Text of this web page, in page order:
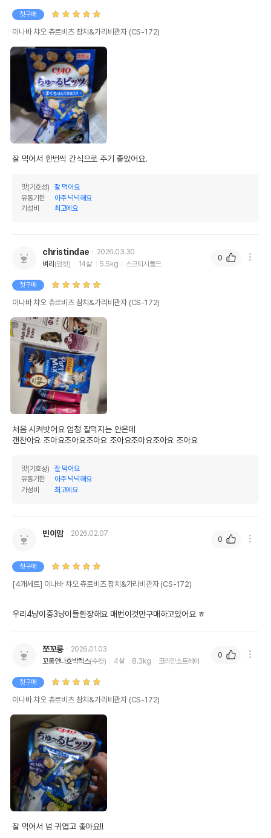
첫구매
이나바 챠오 츄르비츠 참치&가리비관자 (CS-172)
잘 먹어서 한번씩 간식으로 주기 좋았어요.
맛(기호성)
잘 먹어요
유통기한
아주 넉넉해요
가성비
최고에요
christindae
2026.03.30
벼리(암컷) 14살 5.5kg 스코티시폴드
첫구매
이나바 챠오 츄르비츠 참치&가리비관자 (CS-172)
처음 시켜밧어요 엄청 잘먹지는 안은데
갠찬아요 조아요조아요조아요 조아요조아요조아요 조아요
맛(기호성)
잘 먹어요
유통기한
아주 넉넉해요
가성비
최고에요
0
빈이맘 2026.02.07
첫구매
[4개세트] 이나바 챠오 츄르비츠 참치&가리비관자 (CS-172)
우리4냥이중3냥이들환장해요 매번이것만구매하고있어요 ㅎ
0
쪼꼬룽
2026.01.03
꼬룽안나호박렉스(수컷) 4살 8.3kg 코리안쇼트헤어
첫구매
이나바 챠오 츄르비츠 참치&가리비관자 (CS-172)
잘 먹어서 넘 귀엽고 좋아요!!
0